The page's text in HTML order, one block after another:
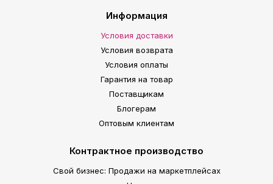
Информация
Условия доставки
Условия возврата
Условия оплаты
Гарантия на товар
Поставщикам
Блогерам
Оптовым клиентам
Контрактное производство
Свой бизнес: Продажи на маркетплейсах